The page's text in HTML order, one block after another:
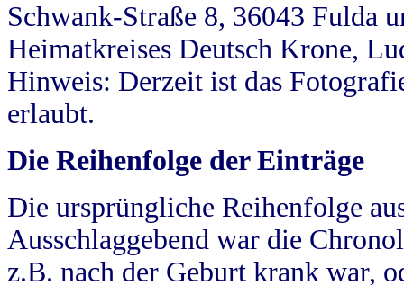
Schwank-Straße 8, 36043 Fulda
Heimatkreises Deutsch Krone,
Hinweis: Derzeit ist das
erlaubt.
Die Reihenfolge der Einträge
Die ursprüngliche Reihenfolge
Ausschlaggebend war die
z.B. nach der Geburt krank war,